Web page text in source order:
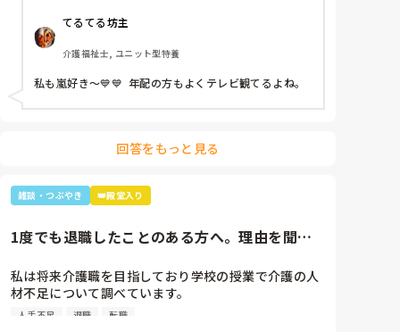
方分からなかった)あなたジャニーズが好きなのね😊」
と。
大好きと伝えると「私もよ、あなた嵐は好き？」と聞
かれ、1番好きと伝えると利用者さんが嵐のメンバー3
人の名前を言っていき「後2人…。どないしよ、あと2
人名前がでてけぇへんわ😩」と言うと近くの利用者さ
そこから、リフト浴で介助を行っていた利用者さんが
「SMAPは今はどんな事してるの？」とあり、事務所
った事等伝えると残念そうにしてましたが「けど、皆
元気なんやろ？なら言いやん😊」と(笑)
そこから利用者さんは「キムタクは工藤静香と結婚し
たんやったけ？子どもは？」と。
で、入浴介助でなければマシンガントークに成程(笑)
近くにいた職員がその利用者さんに「この子にその話
したら永遠に話すからあかんよ(笑)」と言われるほど
てるてる坊主
介護福祉士, ユニット型特養
私も嵐好き～💙💙  年配の方もよくテレビ観てるよね。
回答をもっと見る
雑談・つぶやき 👑殿堂入り
1度でも退職したことのある方へ。理由を聞か
私は将来介護職を目指しており学校の授業で介護の人
材不足について調べています。
そこで介護の仕事をやめた理由についてアンケートを
人手不足 退職 転職